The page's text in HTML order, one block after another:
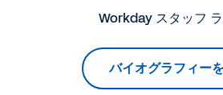
Workday スタッフ
バイオグラフィー